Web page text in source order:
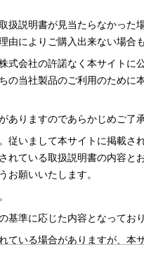
説明書が見当たらなかった
によりご購入出来ない場合
会社の許諾なく本サイトに
当社製品のご利用のために
りますのであらかじめご了承
いまして本サイトに掲載さ
ている取扱説明書の内容と
お願いいたします。
準に応じた内容となってお
いる場合がありますが、本